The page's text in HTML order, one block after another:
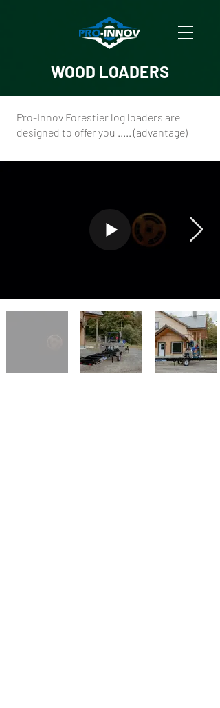
WOOD LOADERS
Pro-Innov Forestier log loaders are
designed to offer you ..... (advantage)